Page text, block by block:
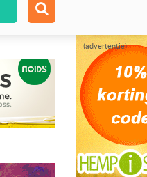
(advertentie)